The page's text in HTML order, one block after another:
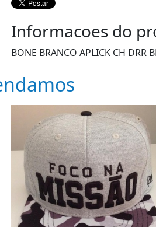
Informacoes do
BONE BRANCO APLICK CH DRR